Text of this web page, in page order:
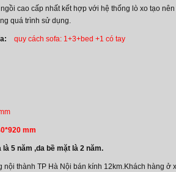
cao cấp nhất kết hợp với hệ thống lò xo tạo
quá trình sử dụng.
quy cách sofa: 1+3+bed +1 có tay
mm
là 5 năm ,da bề mặt là 2 năm.
nội thành TP Hà Nội bán kính 12km.Khách hàng